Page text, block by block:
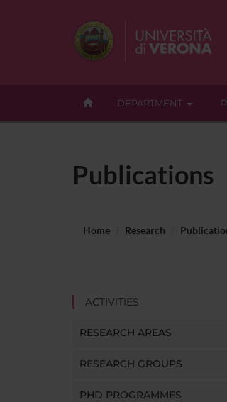
DEPARTMENT
Publications
Home Research
ACTIVITIES
RESEARCH AREAS
RESEARCH GROUPS
PHD PROGRAMMES